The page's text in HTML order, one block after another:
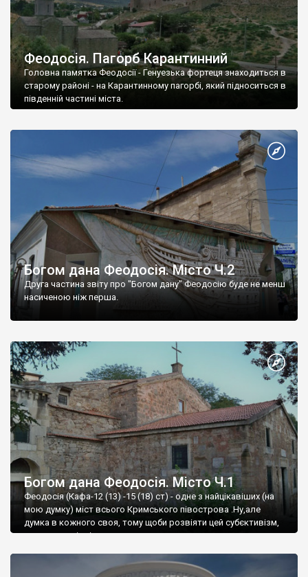
Феодосія. Пагорб Карантинний
Головна памятка Феодосії - Генуезька фортеця знаходиться в
старому районі - на Карантинному пагорбі, який підноситься в
південній частині міста.
Богом дана Феодосія. Місто Ч.2
Друга частина звіту про "Богом дану" Феодосію буде не менш
насиченою ніж перша.
Богом дана Феодосія. Місто Ч.1
Феодосія (Кафа-12 (13) -15 (18) ст) - одне з найцікавіших (на
мою думку) міст всього Кримського півострова .Ну,але
думка в кожного своя, тому щоби розвіяти цей субєктивізм,
запрошую відвідати це